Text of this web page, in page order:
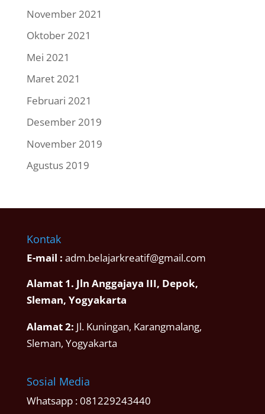
November 2021
Oktober 2021
Mei 2021
Maret 2021
Februari 2021
Desember 2019
November 2019
Agustus 2019
Kontak
E-mail : adm.belajarkreatif@gmail.com
Alamat 1. Jln Anggajaya III, Depok,
Sleman, Yogyakarta
Alamat 2: Jl. Kuningan, Karangmalang,
Sleman, Yogyakarta
Sosial Media
Whatsapp :081229243440